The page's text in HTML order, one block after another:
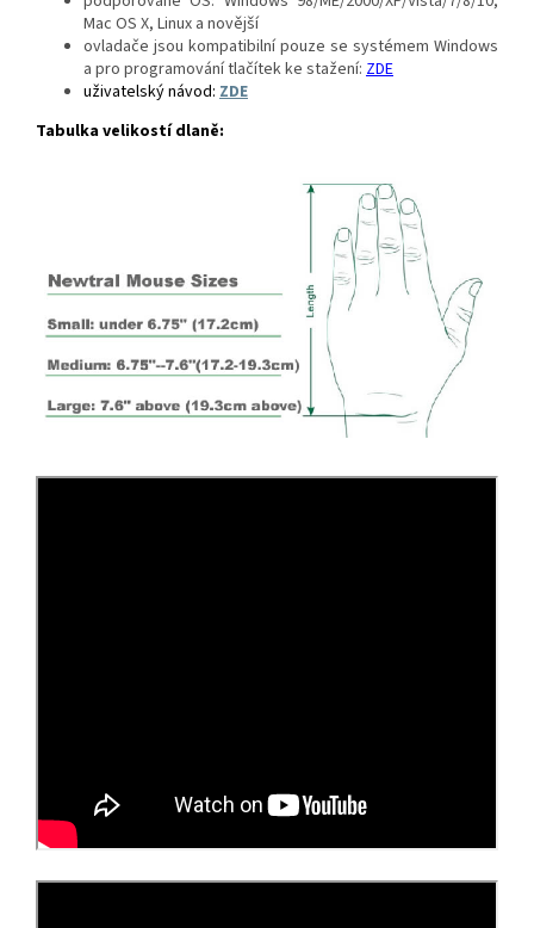
Mac OS X, Linux a novější
ovladače jsou kompatibilní pouze se systémem Windows
a pro programování tlačítek ke stažení: ZDE
uživatelský návod: ZDE
Tabulka velikostí dlaně: